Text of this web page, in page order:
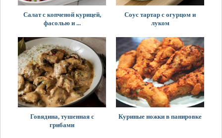
Салат с копченой курицей,
фасолью и ...
Соус тартар с огурцом и
луком
Говядина, тушенная с
грибами
Куриные ножки в панировке